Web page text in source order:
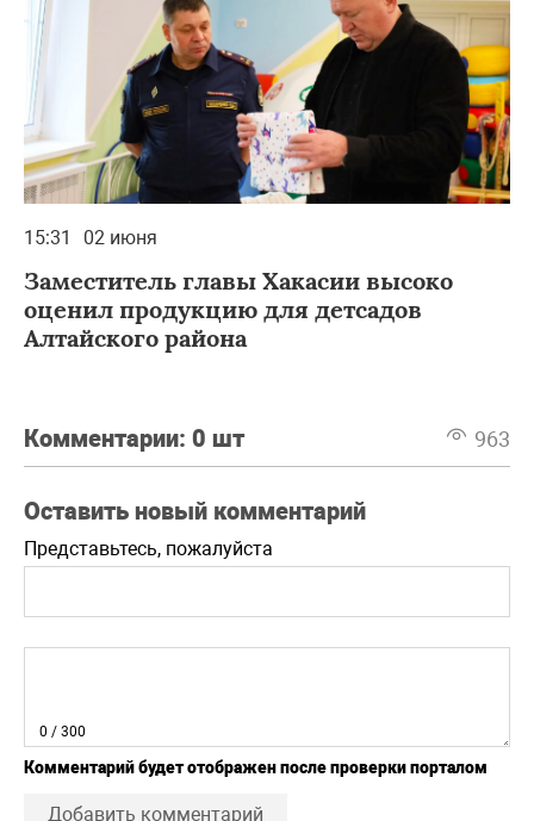
15:31 02 июня
Заместитель главы Хакасии высоко
оценил продукцию для детсадов
Алтайского района
Комментарии: 0 шт 963
Оставить новый комментарий
Представьтесь, пожалуйста
0 / 300
Комментарий будет отображен после проверки порталом
Добавить комментарий